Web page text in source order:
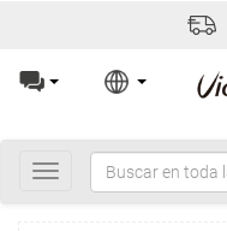
Toggle
navigation